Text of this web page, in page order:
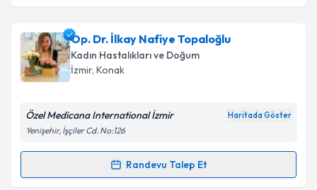
Doç. Dr. Aşkın Doğaniçin randevu takvimi talebi
oluşturun. Size bu uzmandan randevu almanız için bir
takvim hazırlandığında e-posta ile bilgilendireceğiz.
Kişisel verilerimin işlenmesine ilişkin
Metni'ni okudum ve kişisel verilerimin belirtilen
Op. Dr. İlkay Nafiye Topaloğlu
Kadın Hastalıkları ve Doğum
İzmir, Konak
Özel Medicana International İzmir Haritada Göster
Yenişehir, İşçiler Cd. No:126
Randevu Talep Et
Randevu Takvimi Talebi